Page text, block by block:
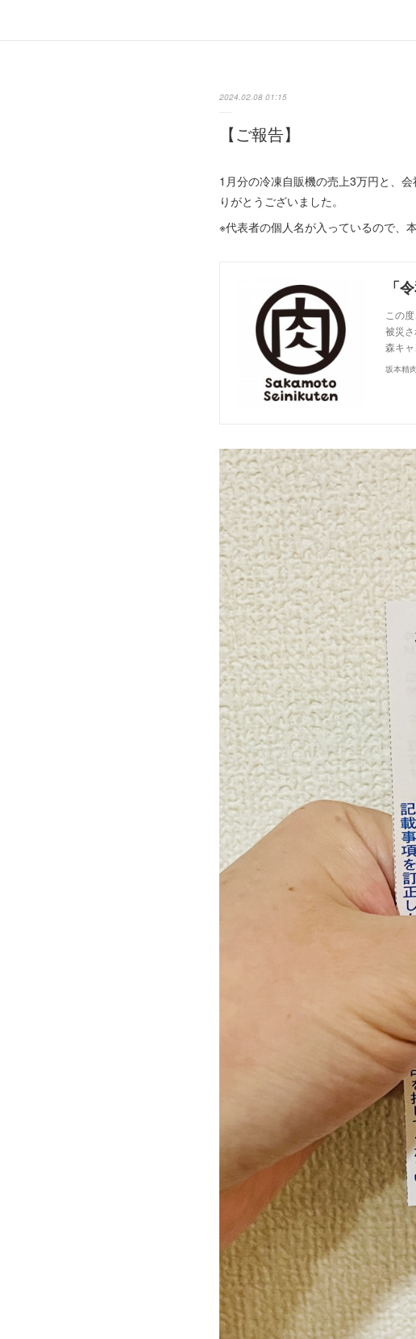
2024.02.08 01:15
【ご報告】
1月分の冷凍自販機の売上3万円と、
りがとうございました。
※代表者の個人名が入っているので、
「
この
被災
森キ
坂本精